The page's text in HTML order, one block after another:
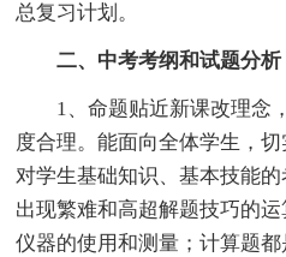
总复习计划。
二、中考考纲和试题分析
1、命题贴近新课改理念
度合理。能面向全体学生，
对学生基础知识、基本技能
出现繁难和高超解题技巧的
仪器的使用和测量；计算题